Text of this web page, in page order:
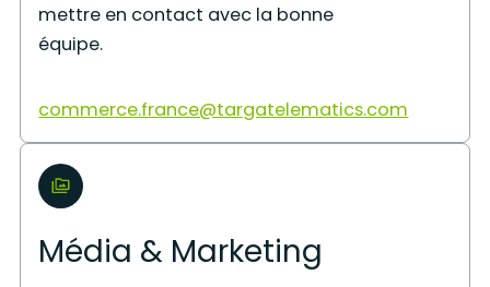
mettre en contact avec la bonne
équipe.
commerce.france@targatelematics.com
Média & Marketing